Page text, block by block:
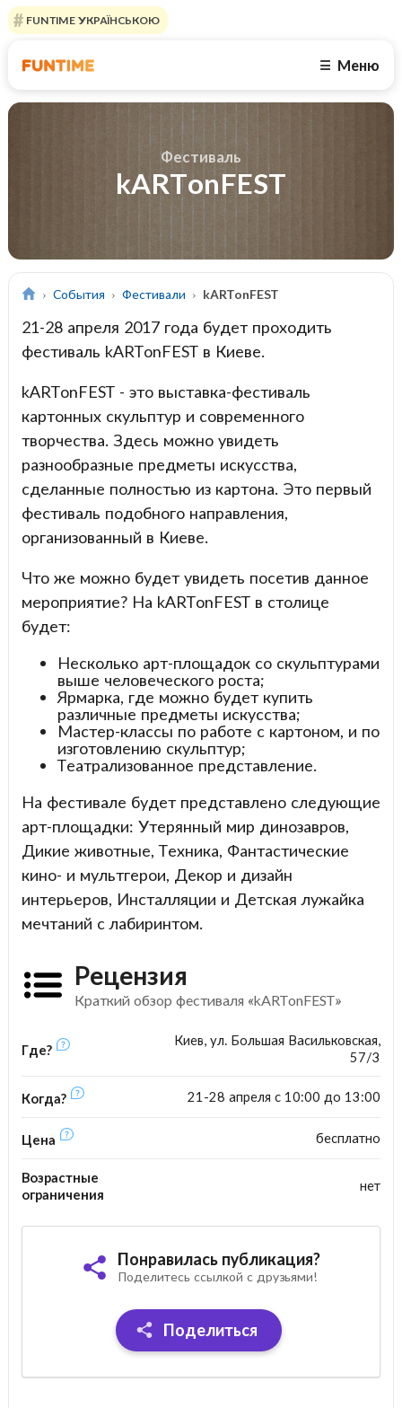
FUNTIME УКРАЇНСЬКОЮ
☰ Меню
Фестиваль
kARTonFEST
События Фестивали kARTonFEST
21-28 апреля 2017 года будет проходить
фестиваль kARTonFEST в Киеве.
kARTonFEST - это выставка-фестиваль
картонных скульптур и современного
творчества. Здесь можно увидеть
разнообразные предметы искусства,
сделанные полностью из картона. Это первый
фестиваль подобного направления,
организованный в Киеве.
Что же можно будет увидеть посетив данное
мероприятие? На kARTonFEST в столице
будет:
Несколько арт-площадок со скульптурами
выше человеческого роста;
Ярмарка, где можно будет купить
различные предметы искусства;
Мастер-классы по работе с картоном, и по
изготовлению скульптур;
Театрализованное представление.
На фестивале будет представлено следующие
арт-площадки: Утерянный мир динозавров,
Дикие животные, Техника, Фантастические
кино- и мультгерои, Декор и дизайн
интерьеров, Инсталляции и Детская лужайка
мечтаний с лабиринтом.
Рецензия
Краткий обзор фестиваля «kARTonFEST»
Где?
Киев, ул. Большая Васильковская,
57/3
Когда? 21-28 апреля с 10:00 до 13:00
Цена бесплатно
Возрастные
ограничения
нет
Понравилась публикация?
Поделитесь ссылкой с друзьями!
Поделиться